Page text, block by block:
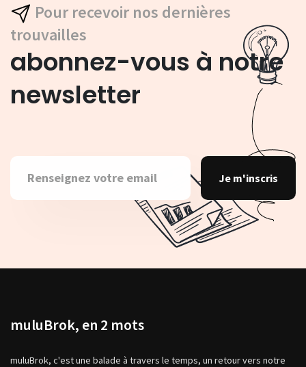
Pour recevoir nos dernières
trouvailles
abonnez-vous à notre
newsletter
Je m'inscris
muluBrok, en 2 mots
muluBrok, c'est une balade à travers le temps, un retour vers notre